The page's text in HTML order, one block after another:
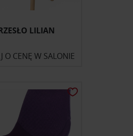
LILIAN
O CENĘ W SALONIE